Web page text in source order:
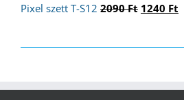
Pixel szett T-S12 2090Ft Original
1240 Ft